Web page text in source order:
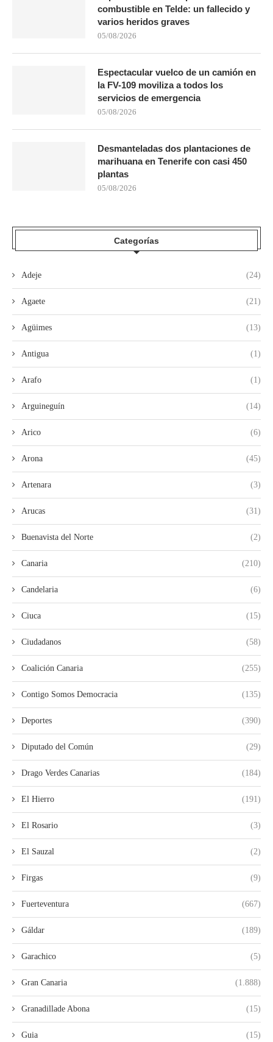
combustible en Telde: un fallecido y
varios heridos graves
05/08/2026
Espectacular vuelco de un camión en
la FV-109 moviliza a todos los
servicios de emergencia
05/08/2026
Desmanteladas dos plantaciones de
marihuana en Tenerife con casi 450
plantas
05/08/2026
Categorías
Adeje (24)
Agaete (21)
Agüimes (13)
Antigua (1)
Arafo (1)
Arguineguín (14)
Arico (6)
Arona (45)
Artenara (3)
Arucas (31)
Buenavista del Norte (2)
Canaria (210)
Candelaria (6)
Ciuca (15)
Ciudadanos (58)
Coalición Canaria (255)
Contigo Somos Democracia (135)
Deportes (390)
Diputado del Común (29)
Drago Verdes Canarias (184)
El Hierro (191)
El Rosario (3)
El Sauzal (2)
Firgas (9)
Fuerteventura (667)
Gáldar (189)
Garachico (5)
Gran Canaria (1.888)
Granadillade Abona (15)
Guia (15)